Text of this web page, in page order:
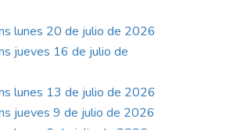
lunes 20 de julio de 2026
jueves 16 de julio de
lunes 13 de julio de 2026
jueves 9 de julio de 2026